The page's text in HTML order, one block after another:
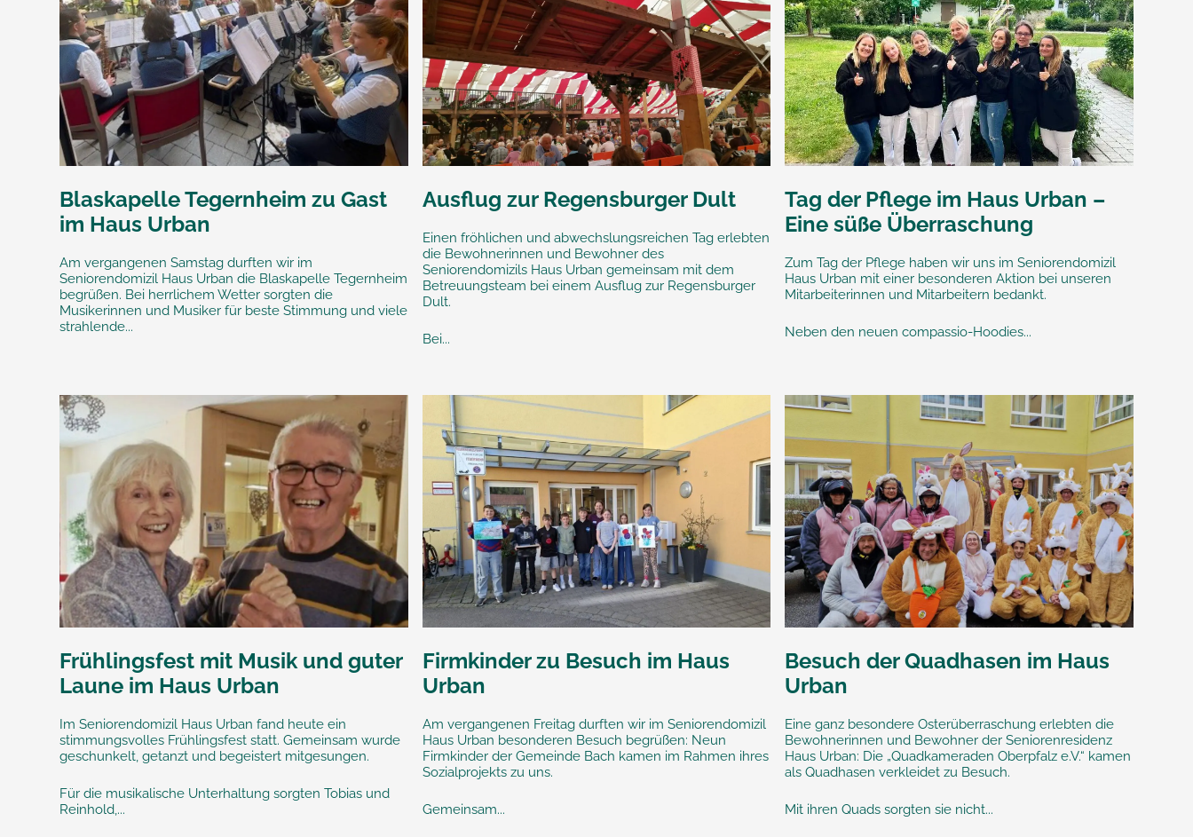
Blaskapelle Tegernheim zu Gast
im Haus Urban
Am vergangenen Samstag durften wir im
Seniorendomizil Haus Urban die Blaskapelle Tegernheim
begrüßen. Bei herrlichem Wetter sorgten die
Musikerinnen und Musiker für beste Stimmung und viele
strahlende...
Ausflug zur Regensburger Dult
Einen fröhlichen und abwechslungsreichen Tag erlebten
die Bewohnerinnen und Bewohner des
Seniorendomizils Haus Urban gemeinsam mit dem
Betreuungsteam bei einem Ausflug zur Regensburger
Dult.
Bei...
Tag der Pflege im Haus Urban –
Eine süße Überraschung
Zum Tag der Pflege haben wir uns im Seniorendomizil
Haus Urban mit einer besonderen Aktion bei unseren
Mitarbeiterinnen und Mitarbeitern bedankt.
Neben den neuen compassio-Hoodies...
Frühlingsfest mit Musik und guter
Laune im Haus Urban
Im Seniorendomizil Haus Urban fand heute ein
stimmungsvolles Frühlingsfest statt. Gemeinsam wurde
geschunkelt, getanzt und begeistert mitgesungen.
Für die musikalische Unterhaltung sorgten Tobias und
Reinhold,...
Firmkinder zu Besuch im Haus
Urban
Am vergangenen Freitag durften wir im Seniorendomizil
Haus Urban besonderen Besuch begrüßen: Neun
Firmkinder der Gemeinde Bach kamen im Rahmen ihres
Sozialprojekts zu uns.
Gemeinsam...
Besuch der Quadhasen im Haus
Urban
Eine ganz besondere Osterüberraschung erlebten die
Bewohnerinnen und Bewohner der Seniorenresidenz
Haus Urban: Die „Quadkameraden Oberpfalz e.V.“ kamen
als Quadhasen verkleidet zu Besuch.
Mit ihren Quads sorgten sie nicht...